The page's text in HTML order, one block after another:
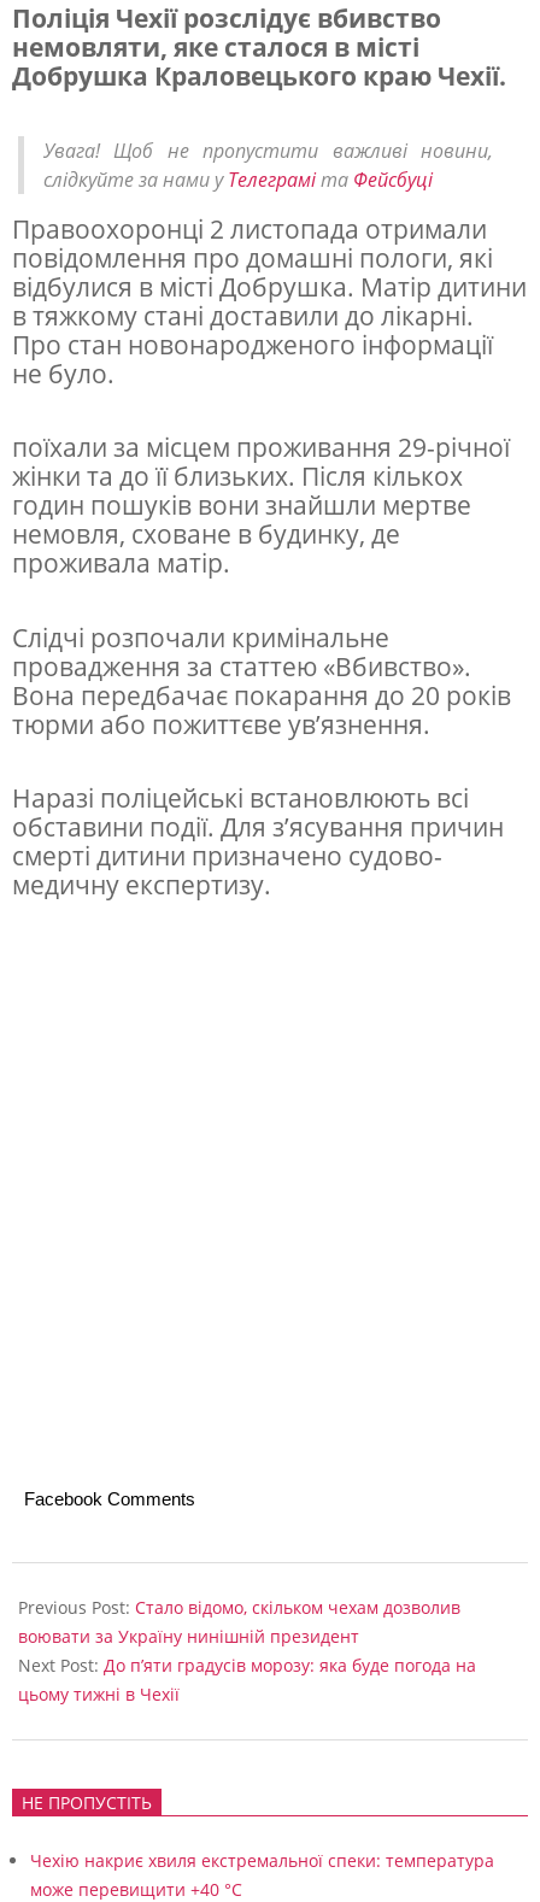
В
Ч
е
ї
п
о
л
ц
і
я
р
з
с
л
д
у
є
в
Поліція Чехії розслідує вбивство
немовляти, яке сталося в місті
Добрушка Краловецького краю Чехії.
Увага! Щоб не пропустити важливі новини,
слідкуйте за нами уТелеграміта Фейсбуці
Правоохоронці 2 листопада отримали
повідомлення про домашні пологи, які
відбулися в місті Добрушка. Матір дитини
в тяжкому стані доставили до лікарні.
Про стан новонародженого інформації
не було.
поїхали за місцем проживання 29-річної
жінки та до її близьких. Після кількох
годин пошуків вони знайшли мертве
немовля, сховане в будинку, де
проживала матір.
Слідчі розпочали кримінальне
провадження за статтею «Вбивство».
Вона передбачає покарання до 20 років
тюрми або пожиттєве ув’язнення.
Наразі поліцейські встановлюють всі
обставини події. Для з’ясування причин
смерті дитини призначено судово-
медичну експертизу.
Facebook Comments
11-
03
Previous Post: Стало відомо, скільком чехам дозволив
воювати за Україну нинішній президент
Next Post: До п’яти градусів морозу: яка буде погода на
цьому тижні в Чехії
НЕ ПРОПУСТІТЬ
Чехію накриє хвиля екстремальної спеки: температура
може перевищити +40 °C